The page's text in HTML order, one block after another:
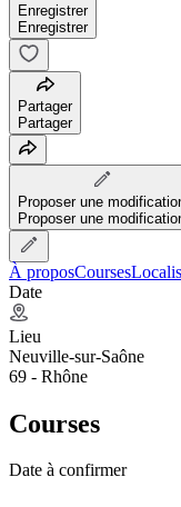
Enregistrer
Enregistrer
Partager
Partager
Proposer une
Proposer une
À proposCourses
Date
Lieu
Neuville-sur-Saône
69 - Rhône
Courses
Date à confirmer